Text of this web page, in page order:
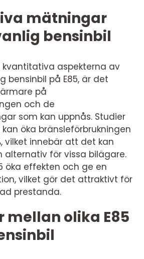
mätningar
bensinbil
aspekterna av
bensinbil på E85, är det
på
och de
som kan uppnås. Studier
öka bränsleförbrukningen
vilket innebär att det kan
alternativ för vissa bilägare.
öka effekten och ge en
vilket gör det attraktivt för
prestanda.
mellan olika E85